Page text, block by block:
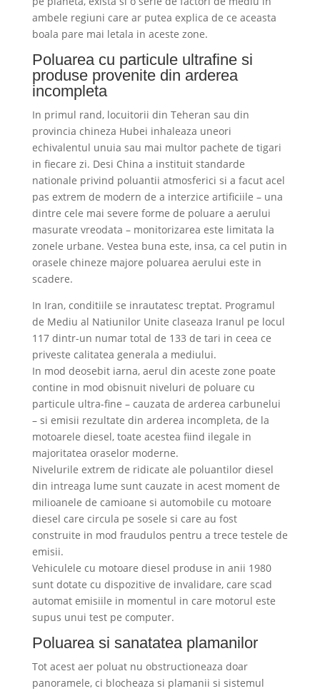
ambele regiuni care ar putea explica de ce aceasta
boala pare mai letala in aceste zone.
Poluarea cu particule ultrafine si
produse provenite din arderea
incompleta
In primul rand, locuitorii din Teheran sau din
provincia chineza Hubei inhaleaza uneori
echivalentul unuia sau mai multor pachete de tigari
in fiecare zi. Desi China a instituit standarde
nationale privind poluantii atmosferici si a facut acel
pas extrem de modern de a interzice artificiile – una
dintre cele mai severe forme de poluare a aerului
masurate vreodata – monitorizarea este limitata la
zonele urbane. Vestea buna este, insa, ca cel putin in
orasele chineze majore poluarea aerului este in
scadere.
In Iran, conditiile se inrautatesc treptat. Programul
de Mediu al Natiunilor Unite claseaza Iranul pe locul
117 dintr-un numar total de 133 de tari in ceea ce
priveste calitatea generala a mediului.
In mod deosebit iarna, aerul din aceste zone poate
contine in mod obisnuit niveluri de poluare cu
particule ultra-fine – cauzata de arderea carbunelui
– si emisii rezultate din arderea incompleta, de la
motoarele diesel, toate acestea fiind ilegale in
majoritatea oraselor moderne.
Nivelurile extrem de ridicate ale poluantilor diesel
din intreaga lume sunt cauzate in acest moment de
milioanele de camioane si automobile cu motoare
diesel care circula pe sosele si care au fost
construite in mod fraudulos pentru a trece testele de
emisii.
Vehiculele cu motoare diesel produse in anii 1980
sunt dotate cu dispozitive de invalidare, care scad
automat emisiile in momentul in care motorul este
supus unui test pe computer.
Poluarea si sanatatea plamanilor
Tot acest aer poluat nu obstructioneaza doar
panoramele, ci blocheaza si plamanii si sistemul